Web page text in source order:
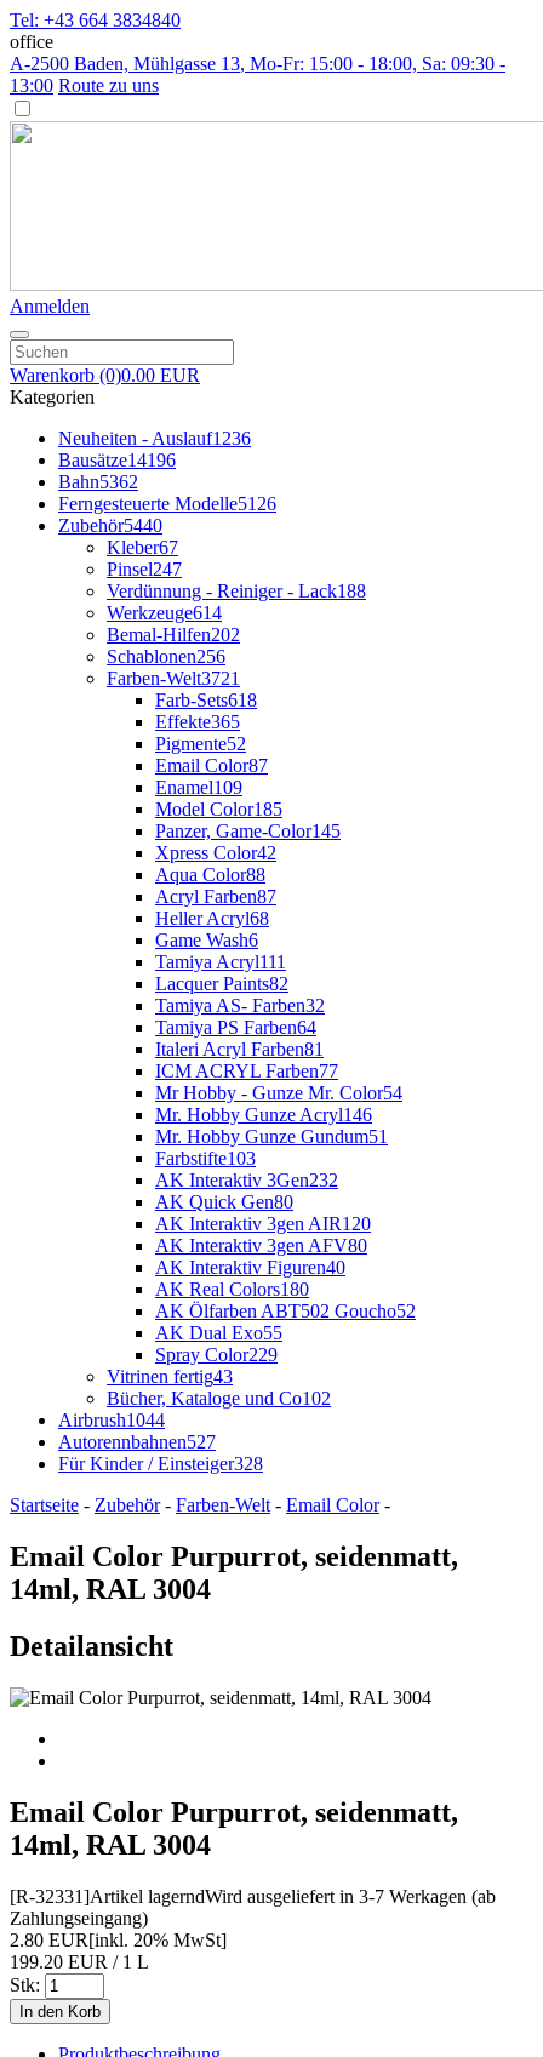
Tel: +43 664 3834840
office
A-2500 Baden, Mühlgasse 13, Mo-Fr: 15:00 - 18:00, Sa: 09:30 -
13:00 Route zu uns
Anmelden
Warenkorb (0)0.00 EUR
Kategorien
Neuheiten - Auslauf1236
Bausätze14196
Bahn5362
Ferngesteuerte Modelle5126
Zubehör5440
Kleber67
Pinsel247
Verdünnung - Reiniger - Lack188
Werkzeuge614
Bemal-Hilfen202
Schablonen256
Farben-Welt3721
Farb-Sets618
Effekte365
Pigmente52
Email Color87
Enamel109
Model Color185
Panzer, Game-Color145
Xpress Color42
Aqua Color88
Acryl Farben87
Heller Acryl68
Game Wash6
Tamiya Acryl111
Lacquer Paints82
Tamiya AS- Farben32
Tamiya PS Farben64
Italeri Acryl Farben81
ICM ACRYL Farben77
Mr Hobby - Gunze Mr. Color54
Mr. Hobby Gunze Acryl146
Mr. Hobby Gunze Gundum51
Farbstifte103
AK Interaktiv 3Gen232
AK Quick Gen80
AK Interaktiv 3gen AIR120
AK Interaktiv 3gen AFV80
AK Interaktiv Figuren40
AK Real Colors180
AK Ölfarben ABT502 Goucho52
AK Dual Exo55
Spray Color229
Vitrinen fertig43
Bücher, Kataloge und Co102
Airbrush1044
Autorennbahnen527
Für Kinder / Einsteiger328
Startseite - Zubehör- Farben-Welt - Email Color-
Email Color Purpurrot, seidenmatt,
14ml, RAL 3004
Detailansicht
Email Color Purpurrot, seidenmatt,
14ml, RAL 3004
[R-32331]Artikel lagerndWird ausgeliefert in 3-7 Werkagen (ab
Zahlungseingang)
2.80 EUR[inkl. 20% MwSt]
199.20 EUR / 1 L
Stk: